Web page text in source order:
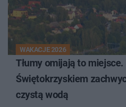
WAKACJE 2026
Tłumy omijają to
Świętokrzyskiem
czystą wodą